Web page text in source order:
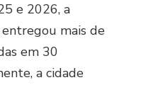
e 2026, a
mais de
em 30
a cidade